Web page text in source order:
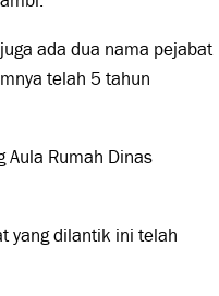
ada dua nama pejabat
telah 5 tahun
Rumah Dinas
yang dilantik ini telah